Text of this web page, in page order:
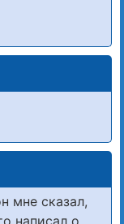
мне сказал,